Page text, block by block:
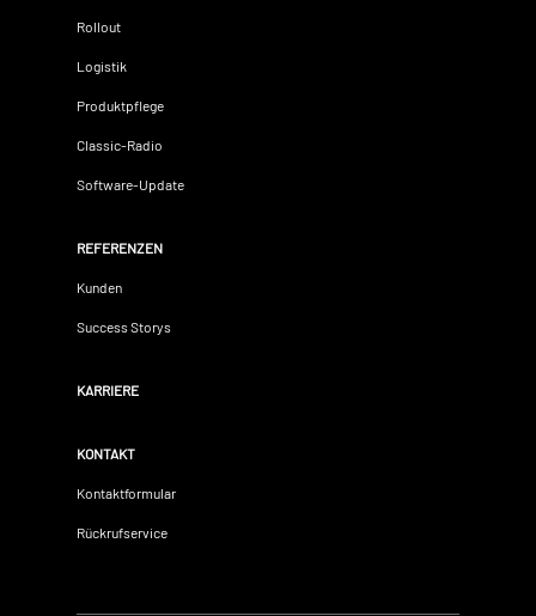
Rollout
Logistik
Produktpflege
Classic-Radio
Software-Update
REFERENZEN
Kunden
Success Storys
KARRIERE
KONTAKT
Kontaktformular
Rückrufservice